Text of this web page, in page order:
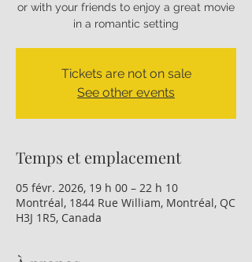
or with your friends to enjoy a great movie
in a romantic setting
Tickets are not on sale
See other events
Temps et emplacement
05 févr. 2026, 19 h 00 – 22 h 10
Montréal, 1844 Rue William, Montréal, QC
H3J 1R5, Canada